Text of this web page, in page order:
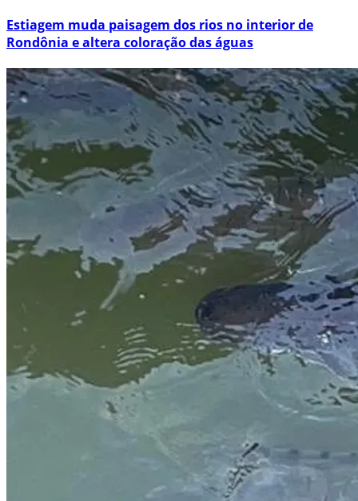
Estiagem muda paisagem dos rios no interior de
Rondônia e altera coloração das águas